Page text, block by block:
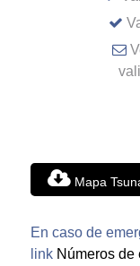
Mapa
En caso de
link Números de